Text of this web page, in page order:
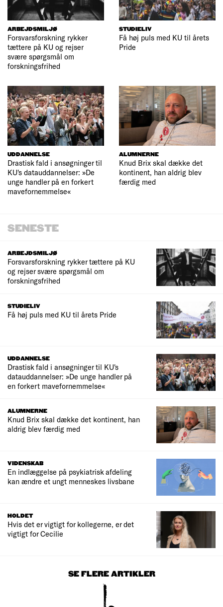
ARBEJDSMILJØ
Forsvarsforskning rykker
tættere på KU og rejser
svære spørgsmål om
forskningsfrihed
STUDIELIV
Få høj puls med KU til årets
Pride
UDDANNELSE
Drastisk fald i ansøgninger til
KU's datauddannelser: »De
unge handler på en forkert
mavefornemmelse«
ALUMNERNE
Knud Brix skal dække det
kontinent, han aldrig blev
færdig med
SENESTE
ARBEJDSMILJØ
Forsvarsforskning rykker tættere på KU
og rejser svære spørgsmål om
forskningsfrihed
STUDIELIV
Få høj puls med KU til årets Pride
UDDANNELSE
Drastisk fald i ansøgninger til KU's
datauddannelser: »De unge handler på
en forkert mavefornemmelse«
ALUMNERNE
Knud Brix skal dække det kontinent, han
aldrig blev færdig med
VIDENSKAB
En indlæggelse på psykiatrisk afdeling
kan ændre et ungt menneskes livsbane
HOLDET
Hvis det er vigtigt for kollegerne, er det
vigtigt for Cecilie
SE FLERE ARTIKLER